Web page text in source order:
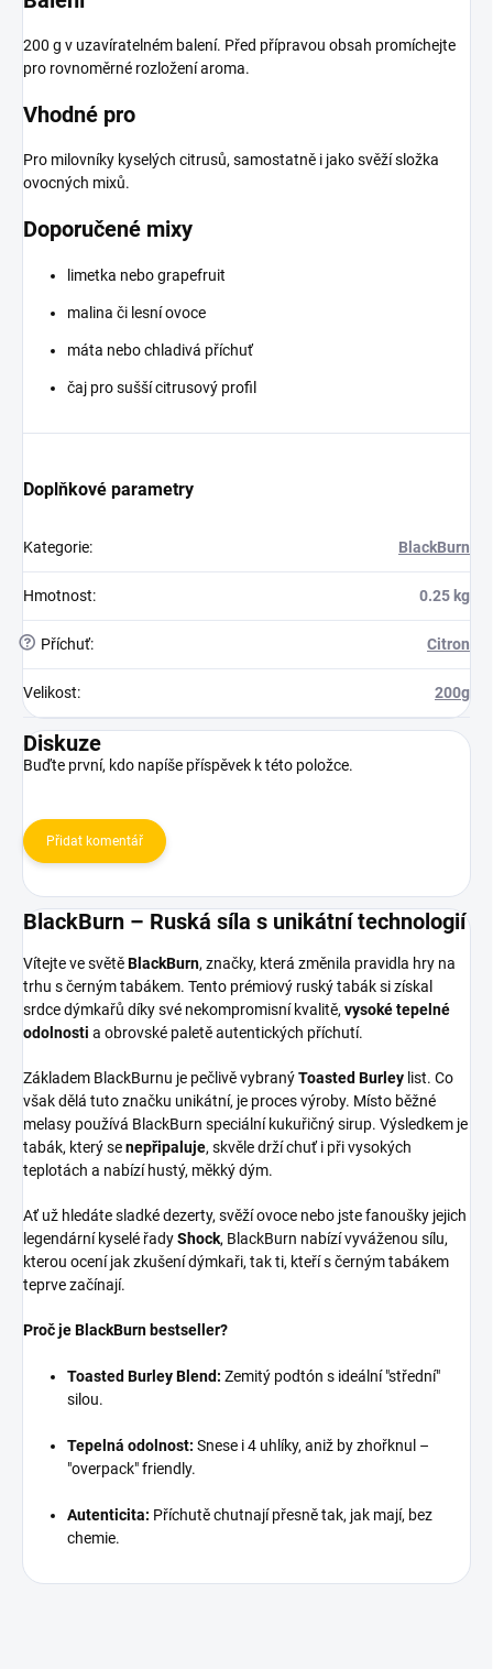
200 g v uzavíratelném balení. Před přípravou obsah promíchejte
pro rovnoměrné rozložení aroma.
Vhodné pro
Pro milovníky kyselých citrusů, samostatně i jako svěží složka
ovocných mixů.
Doporučené mixy
limetka nebo grapefruit
malina či lesní ovoce
máta nebo chladivá příchuť
čaj pro sušší citrusový profil
Doplňkové parametry
Kategorie: BlackBurn
Hmotnost: 0.25 kg
? Příchuť: Citron
Velikost: 200g
Diskuze
Buďte první, kdo napíše příspěvek k této položce.
Přidat komentář
BlackBurn – Ruská síla s unikátní technologií
Vítejte ve světěBlackBurn, značky, která změnila pravidla hry na
trhu s černým tabákem. Tento prémiový ruský tabák si získal
srdce dýmkařů díky své nekompromisní kvalitě, vysoké tepelné
odolnosti a obrovské paletě autentických příchutí.
Základem BlackBurnu je pečlivě vybranýToasted Burley list. Co
však dělá tuto značku unikátní, je proces výroby. Místo běžné
melasy používá BlackBurn speciální kukuřičný sirup. Výsledkem je
tabák, který senepřipaluje, skvěle drží chuť i při vysokých
teplotách a nabízí hustý, měkký dým.
Ať už hledáte sladké dezerty, svěží ovoce nebo jste fanoušky jejich
legendární kyselé řadyShock, BlackBurn nabízí vyváženou sílu,
kterou ocení jak zkušení dýmkaři, tak ti, kteří s černým tabákem
teprve začínají.
Proč je BlackBurn bestseller?
Toasted Burley Blend: Zemitý podtón s ideální "střední"
silou.
Tepelná odolnost: Snese i 4 uhlíky, aniž by zhořknul –
"overpack" friendly.
Autenticita: Příchutě chutnají přesně tak, jak mají, bez
chemie.